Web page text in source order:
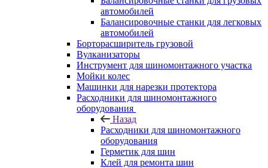
автомобилей
Балансировочные станки для легковых
автомобилей
Борторасширитель грузовой
Вулканизаторы
Инструмент для шиномонтажного участка
Мойки колес
Машинки для нарезки протектора
Расходники для шиномонтажного
оборудования
Назад
Расходники для шиномонтажного
оборудования
Герметик для шин
Клей для ремонта шин